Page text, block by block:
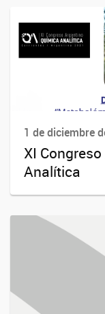
1 de diciembre
XI
Analítica